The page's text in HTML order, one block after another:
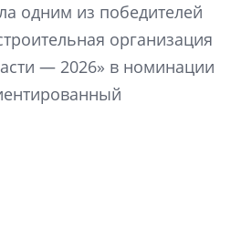
одним из победителей
организация
— 2026» в номинации